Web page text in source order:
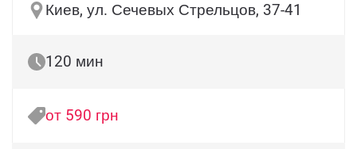
Киев, ул. Сечевых Стрельцов, 37-41
120 мин
от 590 грн